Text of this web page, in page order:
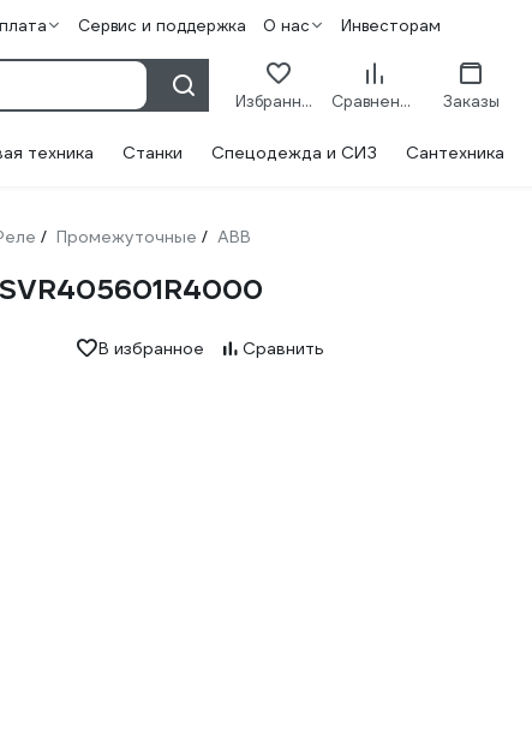
Сервис и поддержка О нас Инвесторам
Избранное Сравнение Заказы
техника Станки Спецодежда и СИЗ Сантехника
/ Промежуточные / ABB
В избранное Сравнить